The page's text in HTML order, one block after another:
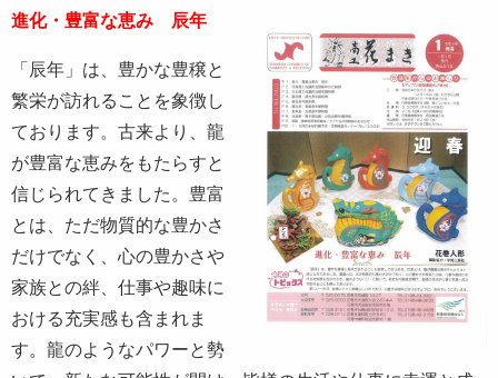
進化・豊富な恵み 辰年
「辰年」は、豊かな豊穣と
繁栄が訪れることを象徴し
ております。古来より、龍
が豊富な恵みをもたらすと
信じられてきました。豊富
とは、ただ物質的な豊かさ
だけでなく、心の豊かさや
家族との絆、仕事や趣味に
おける充実感も含まれま
す。龍のようなパワーと勢